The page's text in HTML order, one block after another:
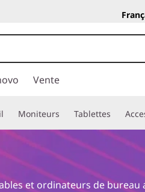
Vente
Moniteurs Tablettes
et ordinateurs de